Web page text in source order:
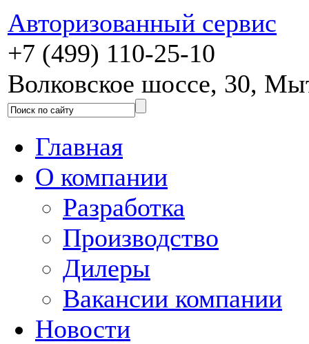
Авторизованный сервис
+7 (499) 110-25-10
Волковское шоссе, 30,
Главная
О компании
Разработка
Производство
Дилеры
Вакансии компании
Новости